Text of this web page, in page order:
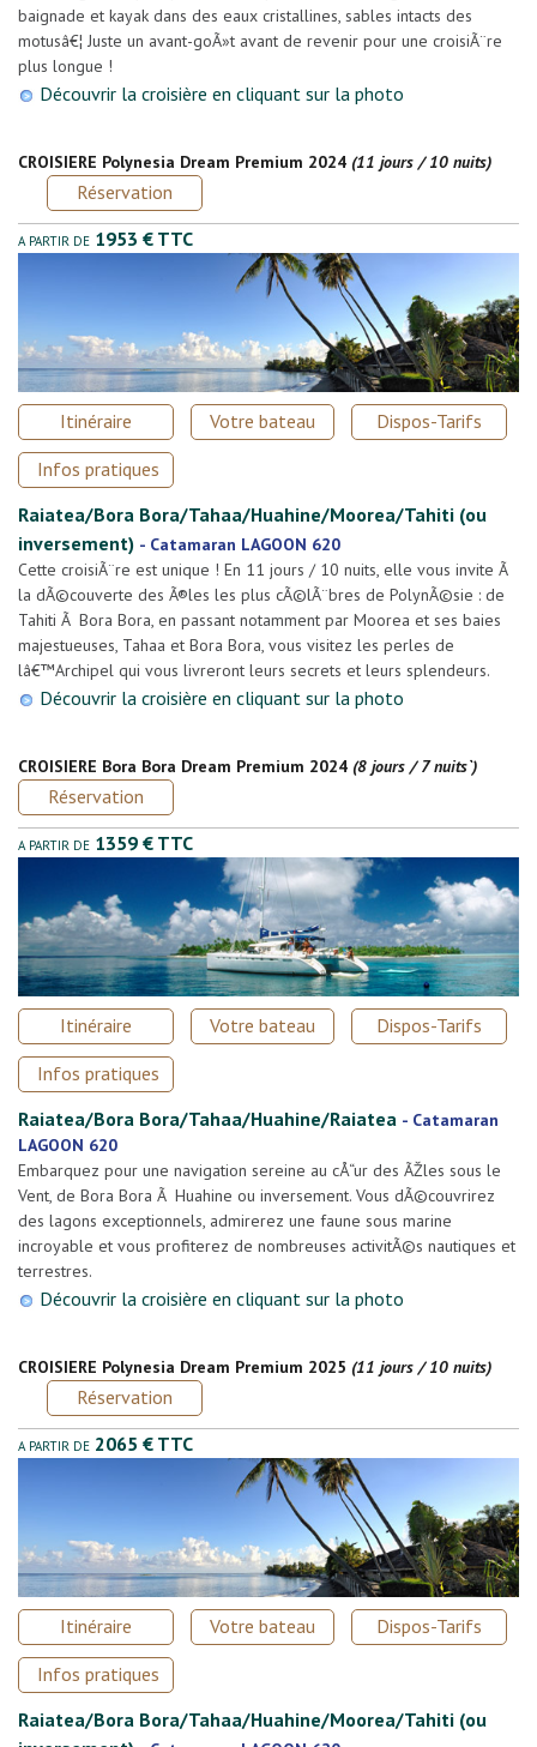
baignade et kayak dans des eaux cristallines, sables intacts des
motusâ€¦ Juste un avant-goÃ»t avant de revenir pour une croisiÃ¨re
plus longue !
Découvrir la croisière en cliquant sur la photo
CROISIERE Polynesia Dream Premium 2024 (11 jours / 10 nuits)
Réservation
A PARTIR DE 1953 € TTC
Itinéraire Votre bateau
Dispos-Tarifs
Infos pratiques
Raiatea/Bora Bora/Tahaa/Huahine/Moorea/Tahiti (ou
inversement) - Catamaran LAGOON 620
Cette croisiÃ¨re est unique ! En 11 jours / 10 nuits, elle vous invite Ã
la dÃ©couverte des Ã®les les plus cÃ©lÃ¨bres de PolynÃ©sie : de
Tahiti Ã Bora Bora, en passant notamment par Moorea et ses baies
majestueuses, Tahaa et Bora Bora, vous visitez les perles de
lâ€™Archipel qui vous livreront leurs secrets et leurs splendeurs.
Découvrir la croisière en cliquant sur la photo
CROISIERE Bora Bora Dream Premium 2024 (8 jours / 7 nuits`)
Réservation
A PARTIR DE 1359 € TTC
Itinéraire Votre bateau
Dispos-Tarifs
Infos pratiques
Raiatea/Bora Bora/Tahaa/Huahine/Raiatea - Catamaran
LAGOON 620
Embarquez pour une navigation sereine au cÅ“ur des ÃŽles sous le
Vent, de Bora Bora Ã Huahine ou inversement. Vous dÃ©couvrirez
des lagons exceptionnels, admirerez une faune sous marine
incroyable et vous profiterez de nombreuses activitÃ©s nautiques et
terrestres.
Découvrir la croisière en cliquant sur la photo
CROISIERE Polynesia Dream Premium 2025 (11 jours / 10 nuits)
Réservation
A PARTIR DE 2065 € TTC
Itinéraire Votre bateau
Dispos-Tarifs
Infos pratiques
Raiatea/Bora Bora/Tahaa/Huahine/Moorea/Tahiti (ou